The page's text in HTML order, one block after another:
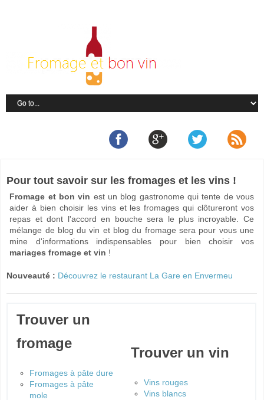
Pour tout savoir sur les fromages et les vins !
Fromage et bon vin est un blog gastronome qui tente de vous
aider à bien choisir les vins et les fromages qui clôtureront vos
repas et dont l'accord en bouche sera le plus incroyable. Ce
mélange de blog du vin et blog du fromage sera pour vous une
mine d'informations indispensables pour bien choisir vos
mariages fromage et vin !
Nouveauté : Découvrez le restaurant La Gare en Envermeu
Trouver un
fromage
Fromages à pâte dure
Fromages à pâte
mole
Trouver un vin
Vins rouges
Vins blancs